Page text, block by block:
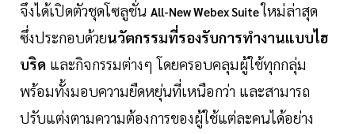
จึงได้เปิดตัวชุดโซลูชั่น All-New Webex Suiteใหม่ล่าสุด
ซึ่งประกอบด้วยนวัตกรรมที่รองรับการทำงานแบบไฮ
บริด และกิจกรรมต่างๆ โดยครอบคลุมผู้ใช้ทุกกลุ่ม
พร้อมทั้งมอบความยืดหยุ่นที่เหนือกว่า และสามารถ
ปรับแต่งตามความต้องการของผู้ใช้แต่ละคนได้อย่าง